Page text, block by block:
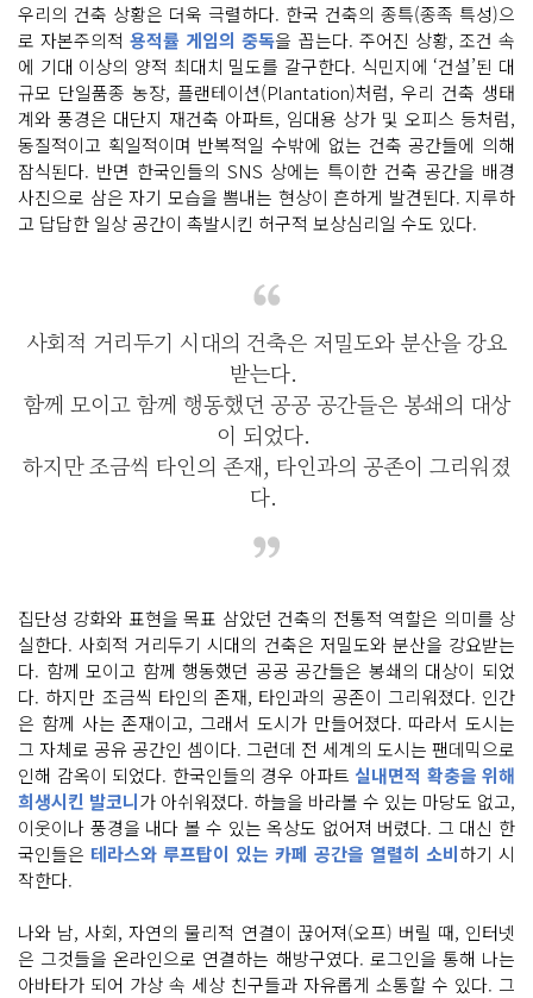
우리의 건축 상황은 더욱 극렬하다. 한국 건축의 종특(종족 특성)으
로 자본주의적용적률 게임의 중독을 꼽는다. 주어진 상황, 조건 속
에 기대 이상의 양적 최대치 밀도를 갈구한다. 식민지에 ‘건설’된 대
규모 단일품종 농장, 플랜테이션(Plantation)처럼, 우리 건축 생태
계와 풍경은 대단지 재건축 아파트, 임대용 상가 및 오피스 등처럼,
동질적이고 획일적이며 반복적일 수밖에 없는 건축 공간들에 의해
잠식된다. 반면 한국인들의 SNS 상에는 특이한 건축 공간을 배경
사진으로 삼은 자기 모습을 뽐내는 현상이 흔하게 발견된다. 지루하
고 답답한 일상 공간이 촉발시킨 허구적 보상심리일 수도 있다.
사회적 거리두기 시대의 건축은 저밀도와 분산을 강요
받는다.
함께 모이고 함께 행동했던 공공 공간들은 봉쇄의 대상
이 되었다.
하지만 조금씩 타인의 존재, 타인과의 공존이 그리워졌
다.
집단성 강화와 표현을 목표 삼았던 건축의 전통적 역할은 의미를 상
실한다. 사회적 거리두기 시대의 건축은 저밀도와 분산을 강요받는
다. 함께 모이고 함께 행동했던 공공 공간들은 봉쇄의 대상이 되었
다. 하지만 조금씩 타인의 존재, 타인과의 공존이 그리워졌다. 인간
은 함께 사는 존재이고, 그래서 도시가 만들어졌다. 따라서 도시는
그 자체로 공유 공간인 셈이다. 그런데 전 세계의 도시는 팬데믹으로
인해 감옥이 되었다. 한국인들의 경우 아파트 실내면적 확충을 위해
희생시킨 발코니가 아쉬워졌다. 하늘을 바라볼 수 있는 마당도 없고,
이웃이나 풍경을 내다 볼 수 있는 옥상도 없어져 버렸다. 그 대신 한
국인들은 테라스와 루프탑이 있는 카페 공간을 열렬히 소비하기 시
작한다.
나와 남, 사회, 자연의 물리적 연결이 끊어져(오프) 버릴 때, 인터넷
은 그것들을 온라인으로 연결하는 해방구였다. 로그인을 통해 나는
아바타가 되어 가상 속 세상 친구들과 자유롭게 소통할 수 있다. 그